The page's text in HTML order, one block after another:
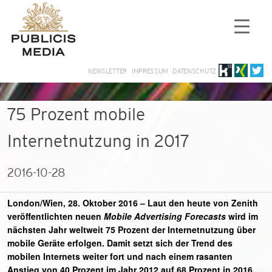
NEWSLETTER IMPRESSUM DATENSCHUTZ
75 Prozent mobile
Internetnutzung in 2017
2016-10-28
London/Wien, 28. Oktober 2016 – Laut den heute von Zenith
veröffentlichten neuen Mobile Advertising Forecasts wird im
nächsten Jahr weltweit 75 Prozent der Internetnutzung über
mobile Geräte erfolgen. Damit setzt sich der Trend des
mobilen Internets weiter fort und nach einem rasanten